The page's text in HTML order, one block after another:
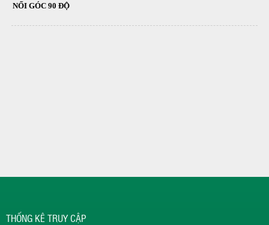
NỐI GÓC 90 ĐỘ
THỐNG KÊ TRUY CẬP